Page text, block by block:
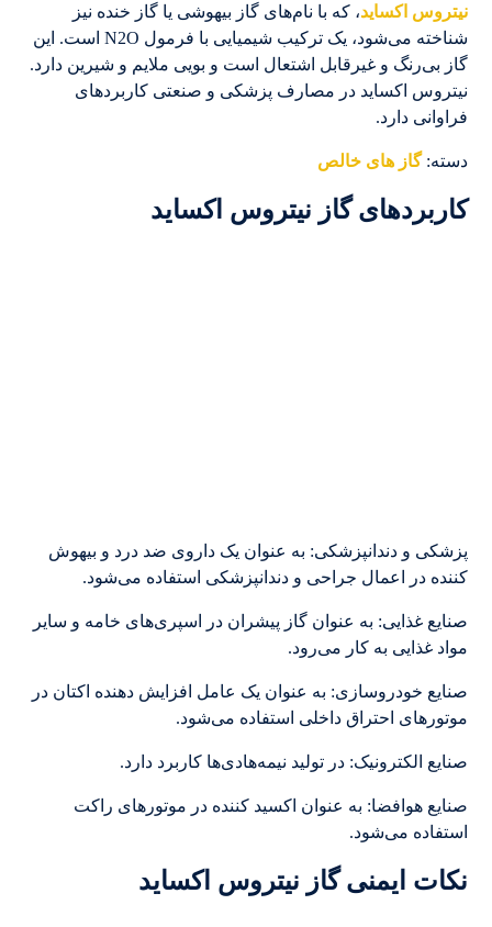
نیتروس اکساید، که با نام‌های گاز بیهوشی یا گاز خنده نیز
شناخته می‌شود، یک ترکیب شیمیایی با فرمول N2O است. این
گاز بی‌رنگ و غیرقابل اشتعال است و بویی ملایم و شیرین دارد.
نیتروس اکساید در مصارف پزشکی و صنعتی کاربردهای
فراوانی دارد.
دسته:گاز های خالص
کاربردهای گاز نیتروس اکساید
پزشکی و دندانپزشکی: به عنوان یک داروی ضد درد و بیهوش
کننده در اعمال جراحی و دندانپزشکی استفاده می‌شود.
صنایع غذایی: به عنوان گاز پیشران در اسپری‌های خامه و سایر
مواد غذایی به کار می‌رود.
صنایع خودروسازی: به عنوان یک عامل افزایش دهنده اکتان در
موتورهای احتراق داخلی استفاده می‌شود.
صنایع الکترونیک: در تولید نیمه‌هادی‌ها کاربرد دارد.
صنایع هوافضا: به عنوان اکسید کننده در موتورهای راکت
استفاده می‌شود.
نکات ایمنی گاز نیتروس اکساید